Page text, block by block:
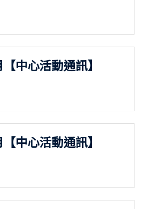
中心活動通訊】
中心活動通訊】